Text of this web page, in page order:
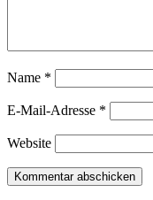
Name *
E-Mail-Adresse *
Website